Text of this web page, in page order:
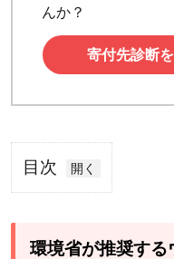
んか？
寄付先診断
目次
1
境
環境省が推奨する